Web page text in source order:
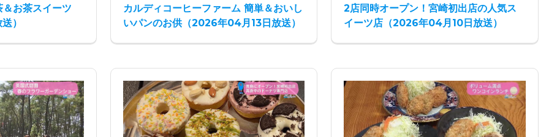
お茶スイーツ
）
カルディコーヒーファーム 簡単＆おいし
いパンのお供（2026年04月13日放送）
2店同時オープン！宮崎初出店の人気ス
イーツ店（2026年04月10日放送）